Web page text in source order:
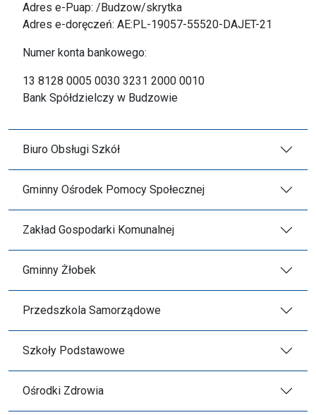
Adres e-Puap: /Budzow/skrytka
Adres e-doręczeń: AE:PL-19057-55520-DAJET-21
Numer konta bankowego:
13 8128 0005 0030 3231 2000 0010
Bank Spółdzielczy w Budzowie
Biuro Obsługi Szkół
Gminny Ośrodek Pomocy Społecznej
Zakład Gospodarki Komunalnej
Gminny Żłobek
Przedszkola Samorządowe
Szkoły Podstawowe
Ośrodki Zdrowia